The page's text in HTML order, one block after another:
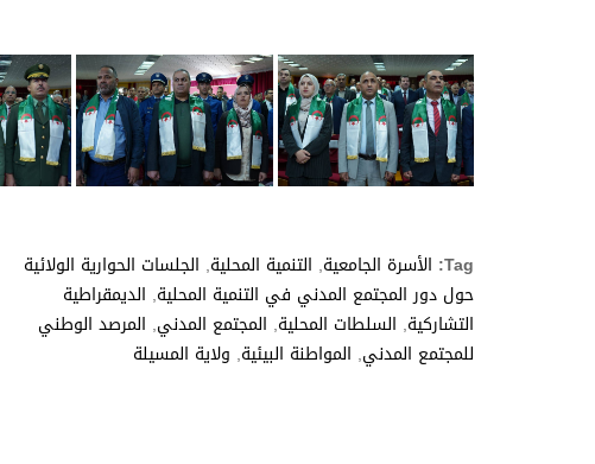
Tag: الأسرة الجامعية, التنمية المحلية, الجلسات الحوارية الولائية
حول دور المجتمع المدني في التنمية المحلية, الديمقراطية
التشاركية, السلطات المحلية, المجتمع المدني, المرصد الوطني
للمجتمع المدني, المواطنة البيئية, ولاية المسيلة